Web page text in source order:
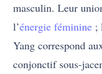
masculin. Leur
l’énergie féminine ;
Yang correspond
conjonctif sous-